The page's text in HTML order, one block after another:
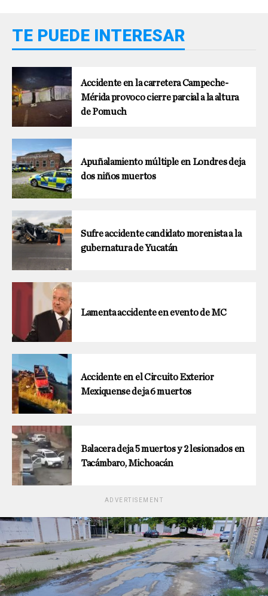
TE PUEDE INTERESAR
Accidente en la carretera Campeche-
Mérida provoco cierre parcial a la altura
de Pomuch
Apuñalamiento múltiple en Londres deja
dos niños muertos
Sufre accidente candidato morenista a la
gubernatura de Yucatán
Lamenta accidente en evento de MC
Accidente en el Circuito Exterior
Mexiquense deja 6 muertos
Balacera deja 5 muertos y 2 lesionados en
Tacámbaro, Michoacán
ADVERTISEMENT